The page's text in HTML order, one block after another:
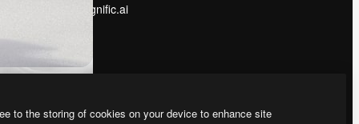
Ищете magnific.ai
to the storing of cookies on your device to enhance site